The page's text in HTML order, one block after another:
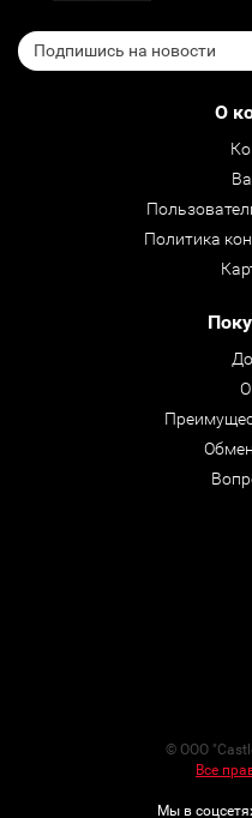
О
Политика
© ООО
Все
Мы в